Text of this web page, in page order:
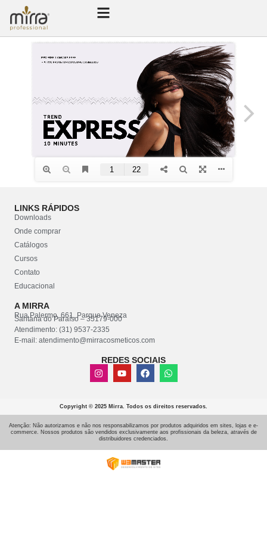
LINKS RÁPIDOS
Downloads
Onde comprar
Catálogos
Cursos
Contato
Educacional
A MIRRA
Rua Palermo, 661, Parque Veneza
Santana do Paraíso – 35179-000
Atendimento: (31) 9537-2335
E-mail: atendimento@mirracosmeticos.com
REDES SOCIAIS
Copyright © 2025 Mirra. Todos os direitos reservados.
Atenção: Não autorizamos e não nos responsabilizamos por produtos adquiridos em sites, lojas e e-
commerce. Nossos produtos são vendidos exclusivamente aos profissionais da beleza, através de
distribuidores credenciados.